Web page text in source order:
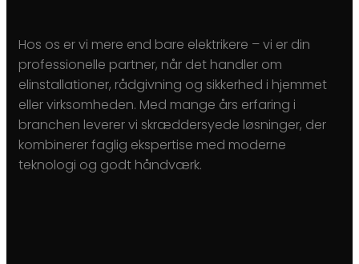
Hos os er vi mere end bare elektrikere – vi er din
professionelle partner, når det handler om
elinstallationer, rådgivning og sikkerhed i hjemmet
eller virksomheden. Med mange års erfaring i
branchen leverer vi skræddersyede løsninger, der
kombinerer faglig ekspertise med moderne
teknologi og godt håndværk.